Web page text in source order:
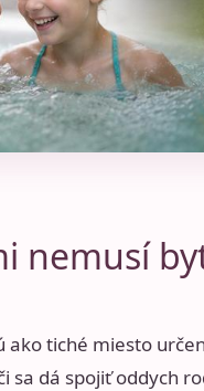
nemusí
tiché miesto
sa dá spojiť oddych